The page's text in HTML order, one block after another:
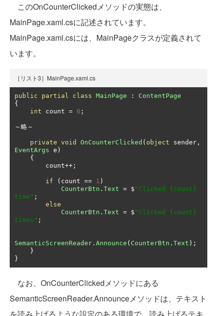
このOnCounterClickedメソッドの実態は、
MainPage.xaml.csに記述されています。
MainPage.xaml.csには、MainPageクラスが定義されて
います。
［リスト3］MainPage.xaml.cs
public partial class MainPage :
ContentPage
{
int count = 0 ;
～略～
private void OnCounterClicked ( object sender ,
EventArgs e )
{
        count
++;
if ( count == 1 )
CounterBtn . Text = $ "Clicked {count}
time" ;
else
CounterBtn . Text = $ "Clicked {count}
times" ;
SemanticScreenReader . Announce ( CounterBtn . Text );
}
}
なお、OnCounterClickedメソッドにある
SemanticScreenReader.Announceメソッドは、テキスト
を読み上げるような設定のある環境で、読み上げるテキ